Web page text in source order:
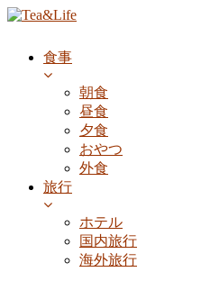
食事
朝食
昼食
夕食
おやつ
外食
旅行
ホテル
国内旅行
海外旅行